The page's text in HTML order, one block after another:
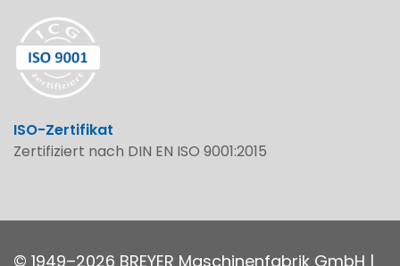
ISO-Zertifikat
Zertifiziert nach DIN EN ISO 9001:2015
© 1949–2026 BREYER Maschinenfabrik GmbH |